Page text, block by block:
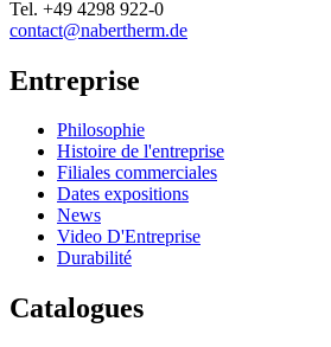
Tel. +49 4298 922-0
contact@nabertherm.de
Entreprise
Philosophie
Histoire de l'entreprise
Filiales commerciales
Dates expositions
News
Video D'Entreprise
Durabilité
Catalogues